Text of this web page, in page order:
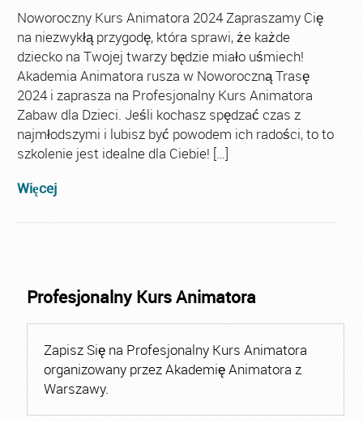
Noworoczny Kurs Animatora 2024 Zapraszamy Cię
na niezwykłą przygodę, która sprawi, że każde
dziecko na Twojej twarzy będzie miało uśmiech!
Akademia Animatora rusza w Noworoczną Trasę
2024 i zaprasza na Profesjonalny Kurs Animatora
Zabaw dla Dzieci. Jeśli kochasz spędzać czas z
najmłodszymi i lubisz być powodem ich radości, to to
szkolenie jest idealne dla Ciebie! […]
Więcej
Profesjonalny Kurs Animatora
Zapisz Się na Profesjonalny Kurs Animatora
organizowany przez Akademię Animatora z
Warszawy.